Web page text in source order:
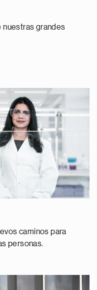
nuestras grandes
caminos para
personas.